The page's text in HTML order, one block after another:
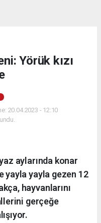
Yörük kızı
20.04.2023 - 12:10
aylarında konar
yayla yayla gezen 12
hayvanlarını
gerçeğe